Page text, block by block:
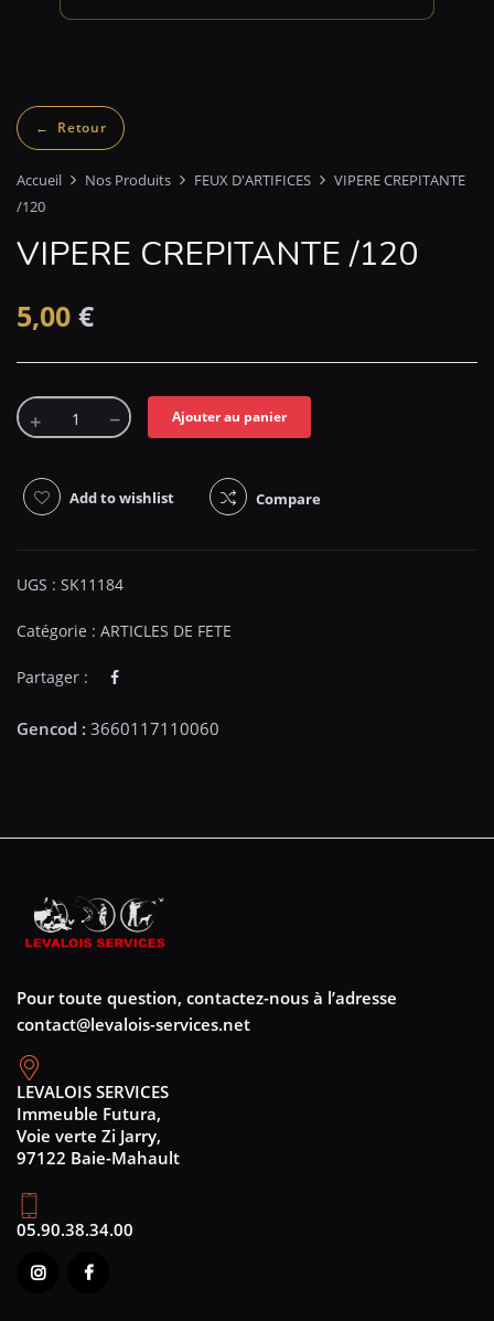
Accueil Nos Produits FEUX D'ARTIFICES
VIPERE CREPITANTE
/120
VIPERE CREPITANTE /120
5,00 €
Ajouter au panier
Add to wishlist Compare
UGS : SK11184
Catégorie : ARTICLES DE FETE
Partager :
Pour toute question, contactez-nous à l’adresse
contact@levalois-services.net
LEVALOIS SERVICES
Immeuble Futura,
Voie verte Zi Jarry,
97122 Baie-Mahault
05.90.38.34.00